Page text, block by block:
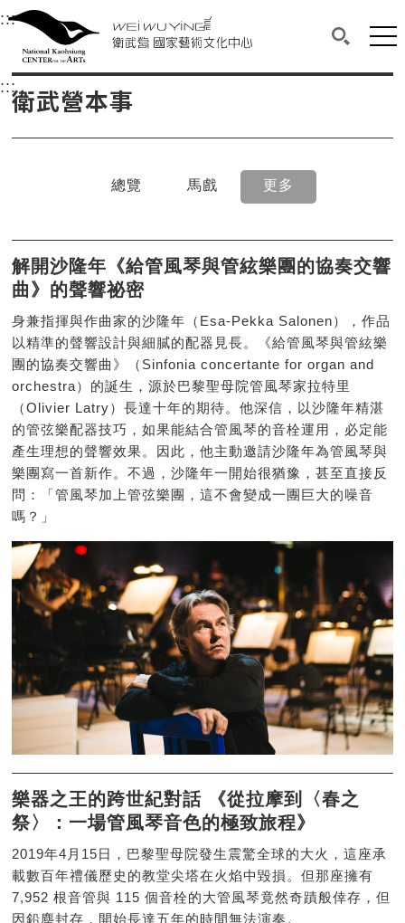
衛武營國家藝術文化中心
中央內容區塊，為本頁主要內容區。
:::選單連結區塊，此區塊列有本網站主要連結。
衛武營國家藝術文化中心
搜尋(開
網
:::中央內容區塊，為本頁主要內容區。
衛武營本事
總覽 馬戲 更多
解開沙隆年《給管風琴與管絃樂團的協奏交響
曲》的聲響祕密
身兼指揮與作曲家的沙隆年（Esa-Pekka Salonen），作品
以精準的聲響設計與細膩的配器見長。《給管風琴與管絃樂
團的協奏交響曲》（Sinfonia concertante for organ and
orchestra）的誕生，源於巴黎聖母院管風琴家拉特里
（Olivier Latry）長達十年的期待。他深信，以沙隆年精湛
的管弦樂配器技巧，如果能結合管風琴的音栓運用，必定能
產生理想的聲響效果。因此，他主動邀請沙隆年為管風琴與
樂團寫一首新作。不過，沙隆年一開始很猶豫，甚至直接反
問：「管風琴加上管弦樂團，這不會變成一團巨大的噪音
嗎？」
樂器之王的跨世紀對話 《從拉摩到〈春之
祭〉：一場管風琴音色的極致旅程》
2019年4月15日，巴黎聖母院發生震驚全球的大火，這座承
載數百年禮儀歷史的教堂尖塔在火焰中毀損。但那座擁有
7,952 根音管與 115 個音栓的大管風琴竟然奇蹟般倖存，但
因鉛塵封存，開始長達五年的時間無法演奏。